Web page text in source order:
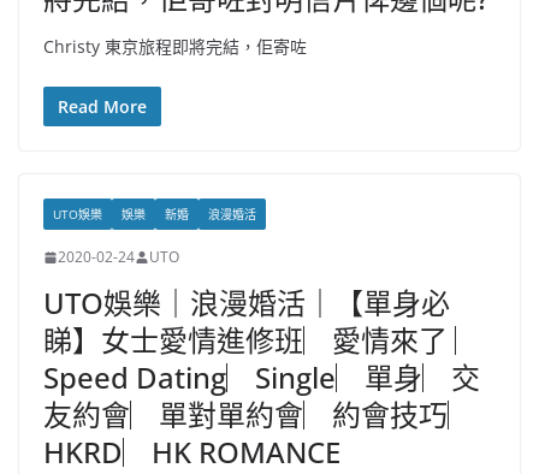
Christy 東京旅程即將完結，佢寄咗
Read More
UTO娛樂 娛樂 新婚 浪漫婚活
2020-02-24 UTO
UTO娛樂｜浪漫婚活｜【單身必
睇】女士愛情進修班︳愛情來了 ︳
Speed Dating︳Single︳單身︳交
友約會︳單對單約會︳約會技巧︳
HKRD︳HK ROMANCE